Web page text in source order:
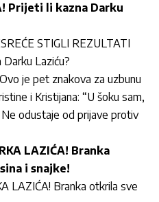
Prijeti li kazna Darku
STIGLI REZULTATI
Laziću?
je pet znakova za uzbunu
i Kristijana: “U šoku sam,
odustaje od prijave protiv
LAZIĆA! Branka
i snajke!
LAZIĆA! Branka otkrila sve